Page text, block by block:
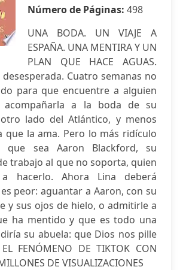
Número de Páginas: 498
UNA BODA. UN VIAJE A
ESPAÑA. UNA MENTIRA Y UN
PLAN QUE HACE AGUAS.
desesperada. Cuatro semanas no
para que encuentre a alguien
acompañarla a la boda de su
lado del Atlántico, y menos
que la ama. Pero lo más ridículo
sea Aaron Blackford, su
trabajo al que no soporta, quien
hacerlo. Ahora Lina deberá
peor: aguantar a Aaron, con su
y sus ojos de hielo, o admitirle a
ha mentido y que es todo una
su abuela: que Dios nos pille
FENÓMENO DE TIKTOK CON
DE VISUALIZACIONES